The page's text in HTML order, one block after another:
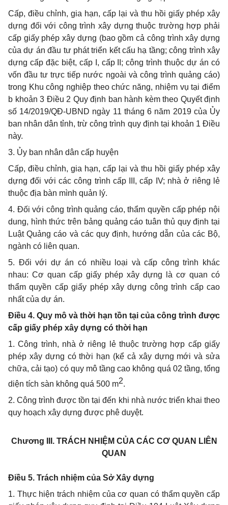
Cấp, điều chỉnh, gia hạn, cấp lại và thu hồi giấy phép xây
dựng đối với công trình xây dựng thuộc trường hợp phải
cấp giấy phép xây dựng (bao gồm cả công trình xây dựng
của dự án đầu tư phát triển kết cấu hạ tầng; công trình xây
dựng cấp đặc biệt, cấp I, cấp II; công trình thuộc dự án có
vốn đầu tư trực tiếp nước ngoài và công trình quảng cáo)
trong Khu công nghiệp theo chức năng, nhiệm vụ tại điểm
b khoản 3 Điều 2 Quy định ban hành kèm theo Quyết định
số 14/2019/QĐ-UBND ngày 11 tháng 6 năm 2019 của Ủy
ban nhân dân tỉnh, trừ công trình quy định tại khoản 1 Điều
này.
3. Ủy ban nhân dân cấp huyện
Cấp, điều chỉnh, gia hạn, cấp lại và thu hồi giấy phép xây
dựng đối với các công trình cấp III, cấp IV; nhà ở riêng lẻ
thuộc địa bàn mình quản lý.
4. Đối với công trình quảng cáo, thẩm quyền cấp phép nội
dung, hình thức trên bảng quảng cáo tuân thủ quy định tại
Luật Quảng cáo và các quy định, hướng dẫn của các Bộ,
ngành có liên quan.
5. Đối với dự án có nhiều loại và cấp công trình khác
nhau: Cơ quan cấp giấy phép xây dựng là cơ quan có
thẩm quyền cấp giấy phép xây dựng công trình cấp cao
nhất của dự án.
Điều 4. Quy mô và thời hạn tồn tại của công trình được
cấp giấy phép xây dựng có thời hạn
1. Công trình, nhà ở riêng lẻ thuộc trường hợp cấp giấy
phép xây dựng có thời hạn (kể cả xây dựng mới và sửa
chữa, cải tạo) có quy mô tầng cao không quá 02 tầng, tổng
diện tích sàn không quá 500 m2.
2. Công trình được tồn tại đến khi nhà nước triển khai theo
quy hoạch xây dựng được phê duyệt.
Chương III. TRÁCH NHIỆM CỦA CÁC CƠ QUAN LIÊN
QUAN
Điều 5. Trách nhiệm của Sở Xây dựng
1. Thực hiện trách nhiệm của cơ quan có thẩm quyền cấp